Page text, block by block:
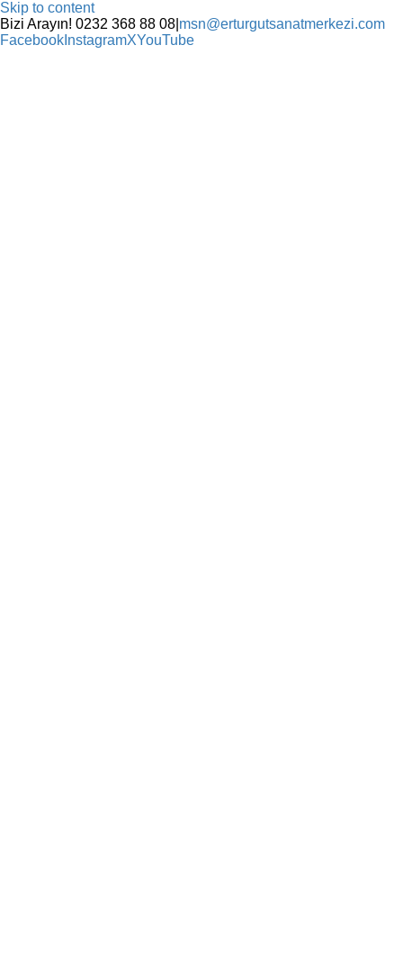
Skip to content
Bizi Arayın! 0232 368 88 08 msn@erturgutsanatmerkezi.com
Facebook InstagramXYouTube